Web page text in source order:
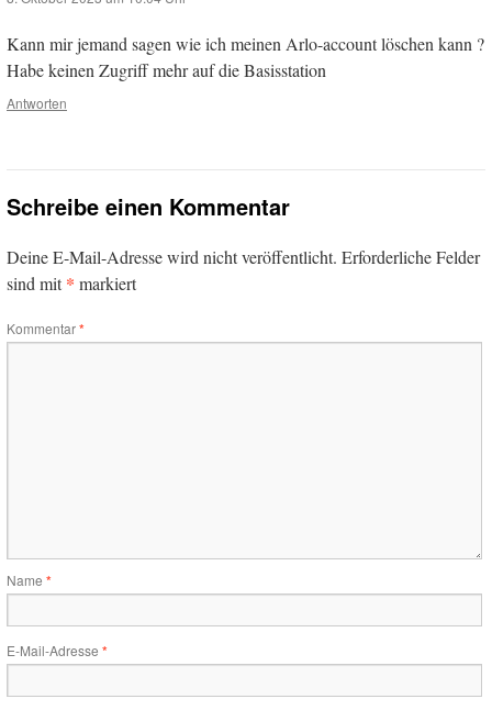
Kann mir jemand sagen wie ich meinen Arlo-account löschen kann ?
Habe keinen Zugriff mehr auf die Basisstation
Antworten
Schreibe einen Kommentar
Deine E-Mail-Adresse wird nicht veröffentlicht. Erforderliche Felder
sind mit* markiert
Kommentar*
Name *
E-Mail-Adresse *